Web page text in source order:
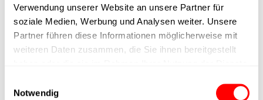
Verwendung unserer Website an unsere Partner für
soziale Medien, Werbung und Analysen weiter. Unsere
Partner führen diese Informationen möglicherweise mit
weiteren Daten zusammen, die Sie ihnen bereitgestellt
Notwendig